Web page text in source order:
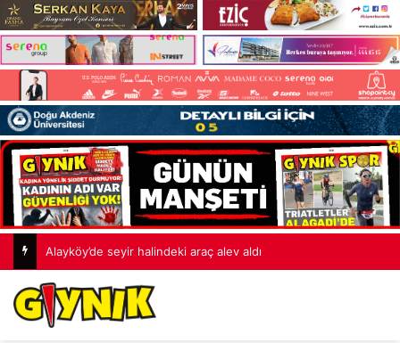
Alayköy’de seyir halindeki araç alev aldı